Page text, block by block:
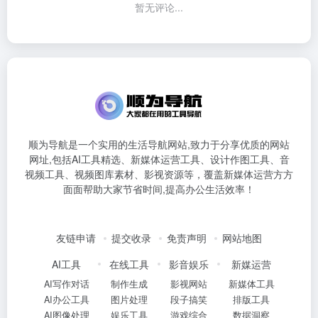
暂无评论...
顺为导航是一个实用的生活导航网站,致力于分享优质的网站
网址,包括AI工具精选、新媒体运营工具、设计作图工具、音
视频工具、视频图库素材、影视资源等，覆盖新媒体运营方方
面面帮助大家节省时间,提高办公生活效率！
友链申请 提交收录 免责声明
网站地图
AI工具
AI写作对话
AI办公工具
AI图像处理
在线工具
制作生成
图片处理
娱乐工具
影音娱乐
影视网站
段子搞笑
游戏综合
新媒运营
新媒体工具
排版工具
数据洞察